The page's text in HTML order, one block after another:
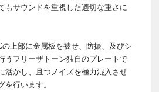
もサウンドを重視した適切な重さに
上部に金属板を被せ、防振、及びシ
うフリーザトーン独自のプレートで
活かし、且つノイズを極力混入させ
を行います。